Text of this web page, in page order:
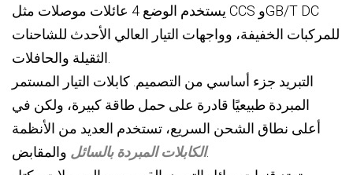
يستخدم الوضع 4 عائلات موصلات مثل CCS وGB/T DC
للمركبات الخفيفة، وواجهات التيار العالي الأحدث للشاحنات
التبريد جزء أساسي من التصميم. كابلات التيار المستمر
المبردة طبيعيًا قادرة على حمل طاقة كبيرة، ولكن في
أعلى نطاق الشحن السريع، تستخدم العديد من الأنظمة
الكابلات المبردة بالسائلوالمقابض.